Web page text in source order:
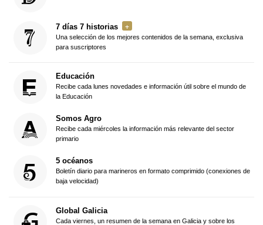
7 días 7 historias
Una selección de los mejores contenidos de la semana, exclusiva
para suscriptores
Educación
Recibe cada lunes novedades e información útil sobre el mundo de
la Educación
Somos Agro
Recibe cada miércoles la información más relevante del sector
primario
5 océanos
Boletín diario para marineros en formato comprimido (conexiones de
baja velocidad)
Global Galicia
Cada viernes, un resumen de la semana en Galicia y sobre los